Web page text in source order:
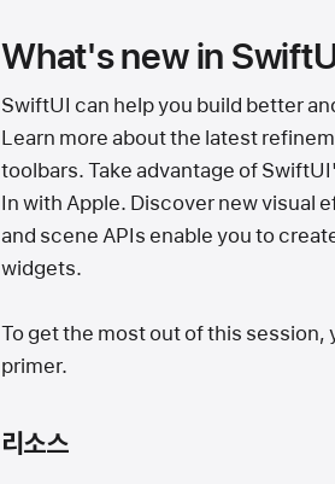
What's new in
SwiftUI can help you build better
Learn more about the latest
toolbars. Take advantage of
In with Apple. Discover new visual
and scene APIs enable you to
widgets.
To get the most out of this
primer.
리소스